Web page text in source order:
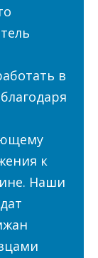
в
к
Наши